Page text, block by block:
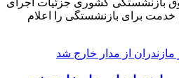
بازنشستگی کشوری جزئیات اجرای
خدمت برای بازنشستگی را اعلام